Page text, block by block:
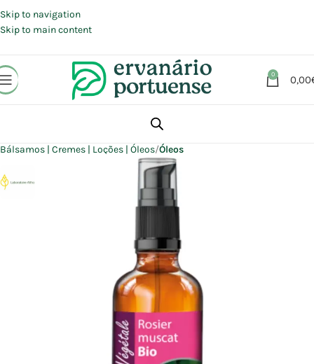
Skip to navigation
Skip to main content
0 0,00
Beleza | Cosmética | Higiene
Bálsamos | Cremes | Loções | Óleos Óleos